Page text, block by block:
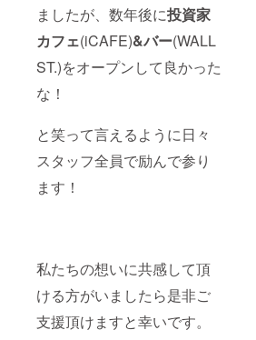
ましたが、数年後に投資家
カフェ(iCAFE)&バー(WALL
ST.)をオープンして良かった
な！
と笑って言えるように日々
スタッフ全員で励んで参り
ます！
私たちの想いに共感して頂
ける方がいましたら是非ご
支援頂けますと幸いです。